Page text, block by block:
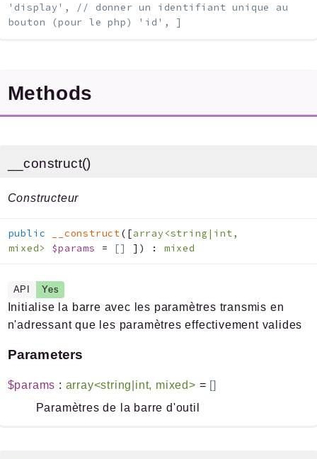
'display', // donner un identifiant unique au
bouton (pour le php) 'id', ]
Methods
__construct()
Constructeur
public __construct( [array<string|int,
mixed> $params = [] ] ) : mixed
API Yes
Initialise la barre avec les paramètres transmis en
n'adressant que les paramètres effectivement valides
Parameters
$params : array<string|int, mixed> = []
Paramètres de la barre d'outil